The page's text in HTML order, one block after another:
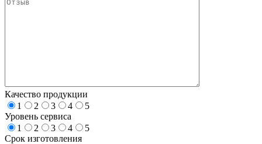
Качество продукции
1
2 3 4
5
Уровень сервиса
1
2 3 4
5
Срок изготовления